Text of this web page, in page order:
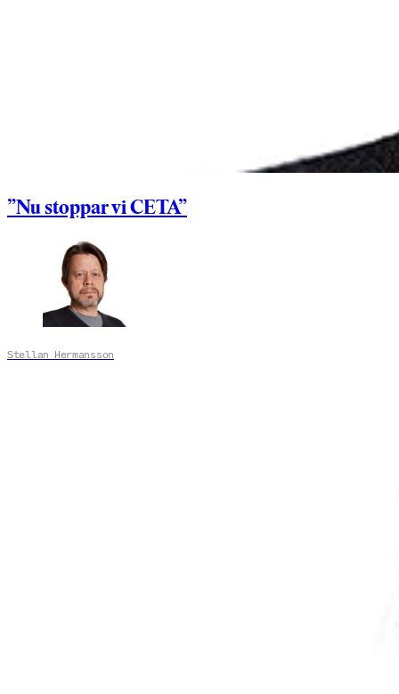
”Nu stoppar vi CETA”
Stellan Hermansson